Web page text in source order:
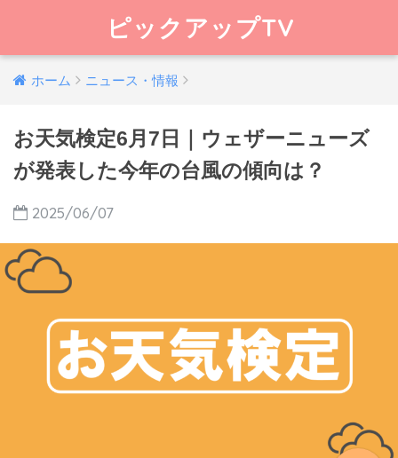
ピックアップTV
ホーム ニュース・情報
お天気検定6月7日｜ウェザーニューズ
が発表した今年の台風の傾向は？
2025/06/07